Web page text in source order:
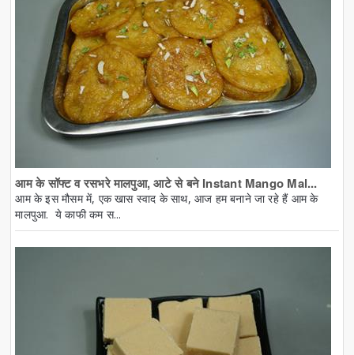
आम के सॉफ्ट व रसभरे मालपुआ, आटे से बने Instant Mango Mal...
आम के इस मौसम में, एक खास स्वाद के साथ, आज हम बनाने जा रहे हैं आम के
मालपुआ. ये काफी कम स...